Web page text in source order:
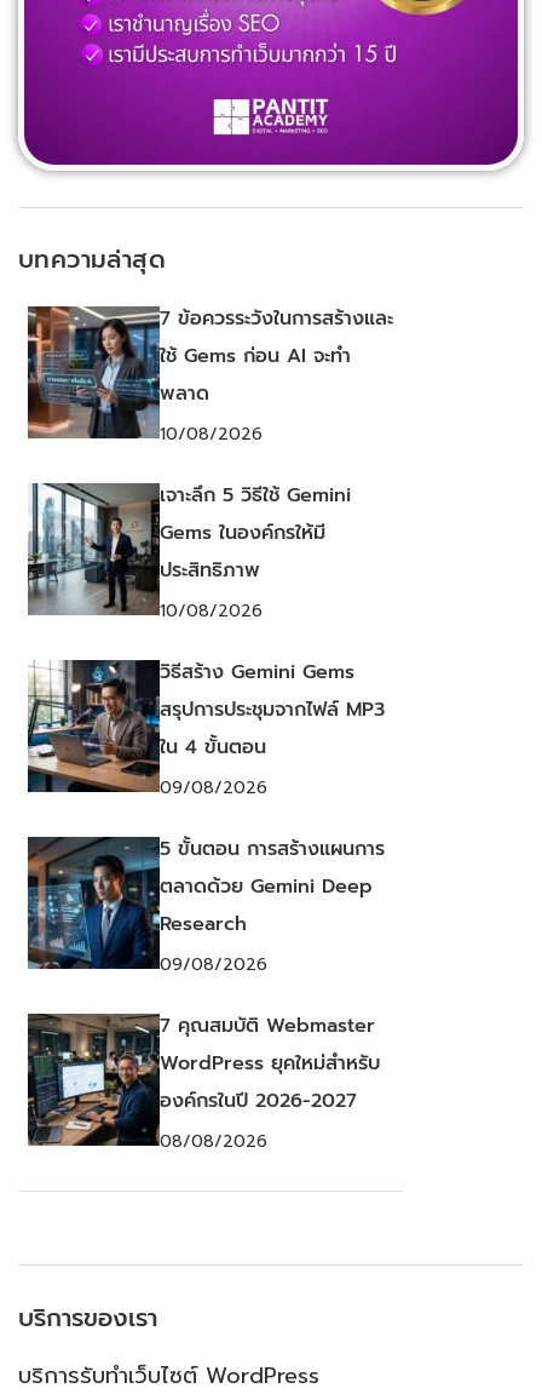
บทความล่าสุด
7 ข้อควรระวังในการสร้างและ
ใช้ Gems ก่อน AI จะทำ
พลาด
10/08/2026
เจาะลึก 5 วิธีใช้ Gemini
Gems ในองค์กรให้มี
ประสิทธิภาพ
10/08/2026
วิธีสร้าง Gemini Gems
สรุปการประชุมจากไฟล์ MP3
ใน 4 ขั้นตอน
09/08/2026
5 ขั้นตอน การสร้างแผนการ
ตลาดด้วย Gemini Deep
Research
09/08/2026
7 คุณสมบัติ Webmaster
WordPress ยุคใหม่สำหรับ
องค์กรในปี 2026-2027
08/08/2026
บริการของเรา
บริการรับทำเว็บไซต์ WordPress